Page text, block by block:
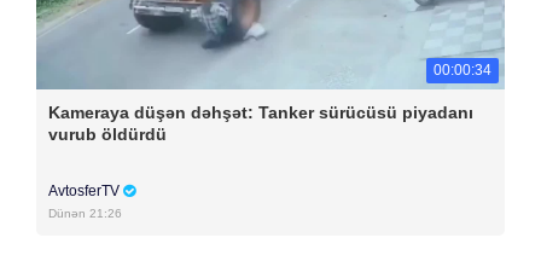
00:00:34
Kameraya düşən dəhşət: Tanker sürücüsü piyadanı
vurub öldürdü
AvtosferTV
Dünən 21:26